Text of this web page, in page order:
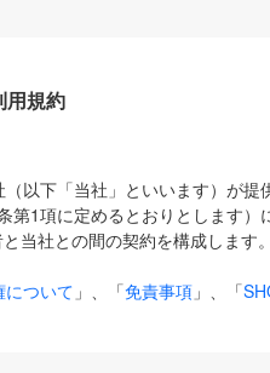
用規約
以下「当社」といいます）が
第1項に定めるとおりとします
当社との間の契約を構成します。
について 」、「免責事項 」、「